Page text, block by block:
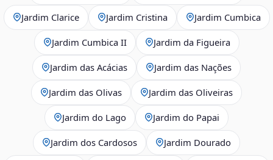
Jardim Clarice Jardim Cristina Jardim Cumbica
Jardim Cumbica II Jardim da Figueira
Jardim das Acácias Jardim das Nações
Jardim das Olivas Jardim das Oliveiras
Jardim do Lago Jardim do Papai
Jardim dos Cardosos Jardim Dourado